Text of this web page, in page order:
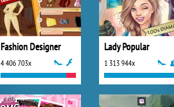
Fashion Designer
4 406 703x
Lady Popular
1 313 944x